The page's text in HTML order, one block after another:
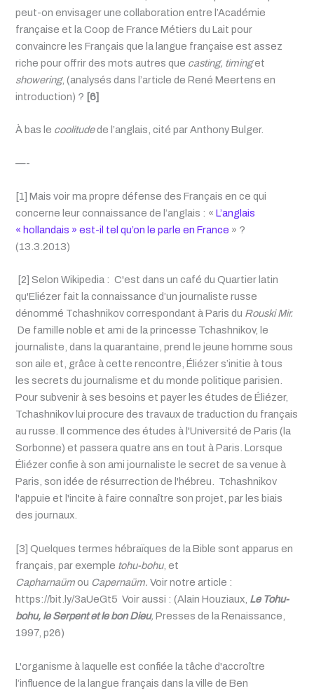
peut-on envisager une collaboration entre l’Académie
française et la Coop de France Métiers du Lait pour
convaincre les Français que la langue française est assez
riche pour offrir des mots autres que casting, timinget
showering, (analysés dans l’article de René Meertens en
introduction) ? [6]
À bas le coolitudede l’anglais, cité par Anthony Bulger.
—-
[1] Mais voir ma propre défense des Français en ce qui
concerne leur connaissance de l’anglais : «L’anglais
« hollandais » est-il tel qu’on le parle en France » ?
(13.3.2013)
[2] Selon Wikipedia : C'est dans un café du Quartier latin
qu'Eliézer fait la connaissance d’un journaliste russe
dénommé Tchashnikov correspondant à Paris du Rouski Mir.
De famille noble et ami de la princesse Tchashnikov, le
journaliste, dans la quarantaine, prend le jeune homme sous
son aile et, grâce à cette rencontre, Éliézer s’initie à tous
les secrets du journalisme et du monde politique parisien.
Pour subvenir à ses besoins et payer les études de Éliézer,
Tchashnikov lui procure des travaux de traduction du français
au russe. Il commence des études à l'Université de Paris (la
Sorbonne) et passera quatre ans en tout à Paris. Lorsque
Éliézer confie à son ami journaliste le secret de sa venue à
Paris, son idée de résurrection de l'hébreu. Tchashnikov
l'appuie et l'incite à faire connaître son projet, par les biais
des journaux.
[3] Quelques termes hébraïques de la Bible sont apparus en
français, par exemple tohu-bohu, et
Capharnaümou Capernaüm.Voir notre article :
https://bit.ly/3aUeGt5 Voir aussi : (Alain Houziaux, Le Tohu-
bohu, le Serpent et le bon Dieu, Presses de la Renaissance,
1997, p26)
L'organisme à laquelle est confiée la tâche d'accroître
l’influence de la langue français dans la ville de Ben